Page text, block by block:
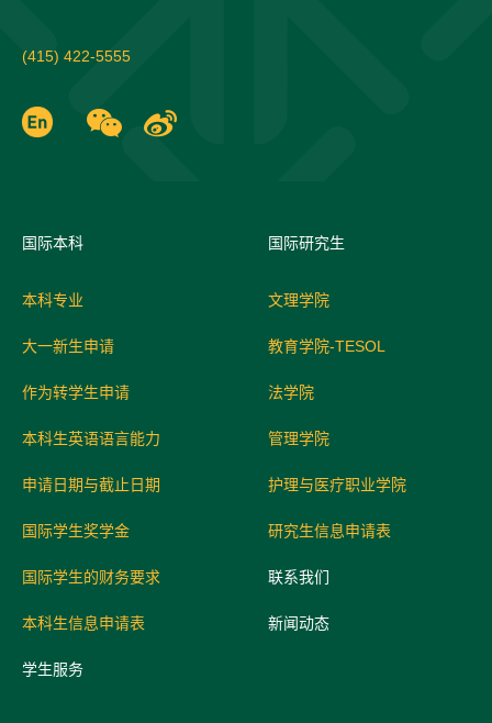
(415) 422-5555
国际本科
本科专业
大一新生申请
作为转学生申请
本科生英语语言能力
申请日期与截止日期
国际学生奖学金
国际学生的财务要求
本科生信息申请表
学生服务
国际研究生
文理学院
教育学院-TESOL
法学院
管理学院
护理与医疗职业学院
研究生信息申请表
联系我们
新闻动态